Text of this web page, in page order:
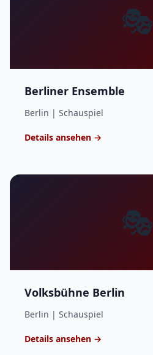
🎭
Berliner Ensemble
Berlin | Schauspiel
Details ansehen →
🎭
Volksbühne Berlin
Berlin | Schauspiel
Details ansehen →